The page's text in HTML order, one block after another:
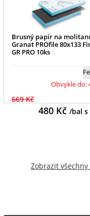
Brusný papír na
Granat PROfile 80x133
GR PRO 10ks
Obvykle do:
669 Kč
480Kč /bal s
Zobrazit